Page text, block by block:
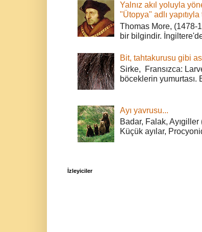
Yalnız akıl yoluyla
"Ütopya" adlı
Thomas More, (1478-
bir bilgindir.
Bit, tahtakurusu gibi
Sirke, Fransızca:
böceklerin
Ayı yavrusu...
Badar, Falak,
Küçük ayılar,
İzleyiciler